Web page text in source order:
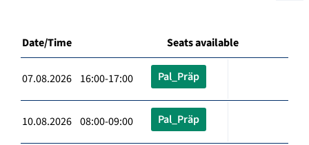
Date/Time Seats available
07.08.2026 16:00-17:00 Pal_Präp
10.08.2026 08:00-09:00 Pal_Präp